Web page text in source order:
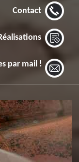
Contact
par mail !